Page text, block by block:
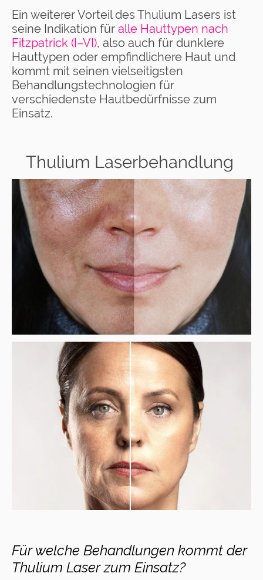
Ein weiterer Vorteil des Thulium Lasers ist
seine Indikation für alle Hauttypen nach
Fitzpatrick (I–VI), also auch für dunklere
Hauttypen oder empfindlichere Haut und
kommt mit seinen vielseitigsten
Behandlungstechnologien für
verschiedenste Hautbedürfnisse zum
Einsatz.
Thulium Laserbehandlung
Für welche Behandlungen kommt der
Thulium Laser zum Einsatz?